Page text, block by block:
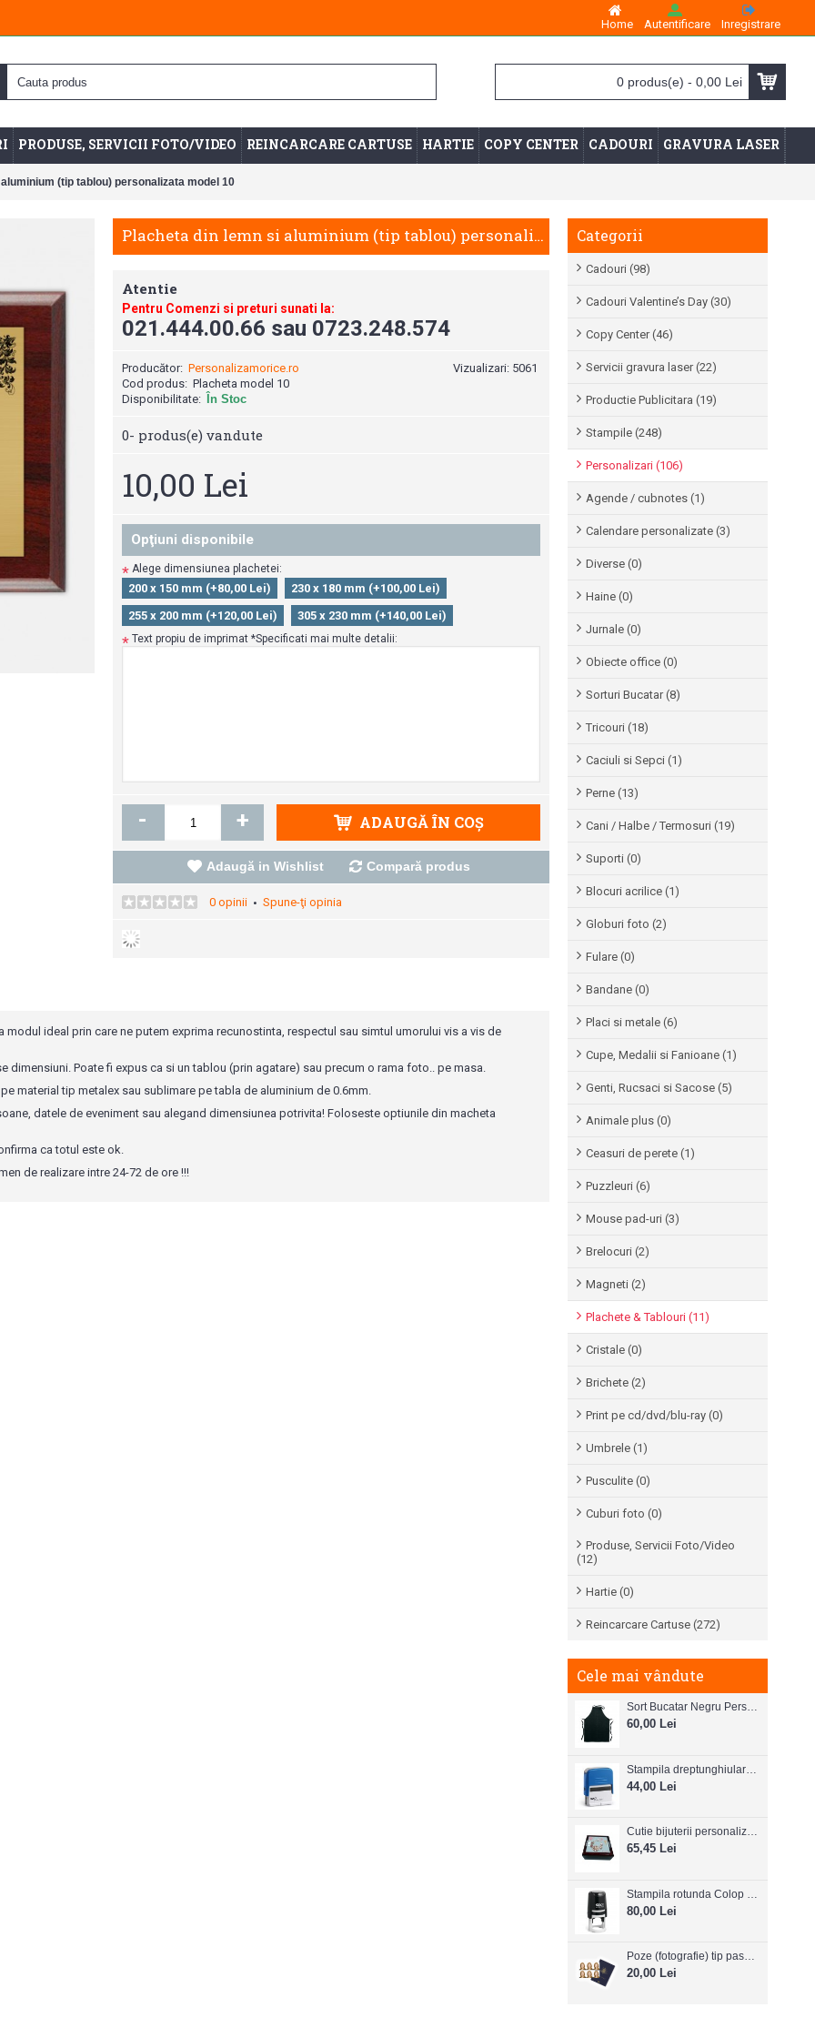
Home Autentificare Inregistrare
0 produs(e) - 0,00 Lei
PRODUSE, SERVICII FOTO/VIDEO REINCARCARE CARTUSE HARTIE COPY CENTER CADOURI GRAVURA LASER
(tip tablou) personalizata model 10
Categorii
Cadouri (98)
Cadouri Valentine’s Day (30)
Copy Center (46)
Servicii gravura laser (22)
Productie Publicitara (19)
Stampile (248)
Personalizari (106)
Agende / cubnotes (1)
Calendare personalizate (3)
Diverse (0)
Haine (0)
Jurnale (0)
Obiecte office (0)
Sorturi Bucatar (8)
Tricouri (18)
Caciuli si Sepci (1)
Perne (13)
Cani / Halbe / Termosuri (19)
Suporti (0)
Blocuri acrilice (1)
Globuri foto (2)
Fulare (0)
Bandane (0)
Placi si metale (6)
Cupe, Medalii si Fanioane (1)
Genti, Rucsaci si Sacose (5)
Animale plus (0)
Ceasuri de perete (1)
Puzzleuri (6)
Mouse pad-uri (3)
Brelocuri (2)
Magneti (2)
Plachete & Tablouri (11)
Cristale (0)
Brichete (2)
Print pe cd/dvd/blu-ray (0)
Umbrele (1)
Pusculite (0)
Cuburi foto (0)
Produse, Servicii Foto/Video
(12)
Hartie (0)
Reincarcare Cartuse (272)
Cele mai vândute
Sort Bucatar Negru Personalizabil
60,00 Lei
44,00 Lei
Cutie bijuterii personalizata
65,45 Lei
80,00 Lei
Poze (fotografie) tip pasaport, carnet de note, legitimatii ..etc
20,00 Lei
Placheta din lemn si aluminium (tip tablou) personalizata model 10
Atentie
Pentru Comenzi si preturi sunati la:
021.444.00.66 sau 0723.248.574
Vizualizari: 5061
Producător: Personalizamorice.ro
Cod produs: Placheta model 10
Disponibilitate:
În Stoc
0- produs(e) vandute
10,00 Lei
Opţiuni disponibile
* Alege dimensiunea plachetei:
200 x 150 mm (+80,00 Lei)
230 x 180 mm (+100,00 Lei)
255 x 200 mm (+120,00 Lei)
305 x 230 mm (+140,00 Lei)
* Text propiu de imprimat *Specificati mai multe detalii:
- + ADAUGĂ ÎN COŞ
Adaugă in Wishlist Compară produs
0 opinii • Spune-ţi opinia
ideal prin care ne putem exprima recunostinta, respectul sau simtul umorului vis a vis de
dimensiuni. Poate fi expus ca si un tablou (prin agatare) sau precum o rama foto.. pe masa.
material tip metalex sau sublimare pe tabla de aluminium de 0.6mm.
datele de eveniment sau alegand dimensiunea potrivita! Foloseste optiunile din macheta
ca totul este ok.
de realizare intre 24-72 de ore !!!